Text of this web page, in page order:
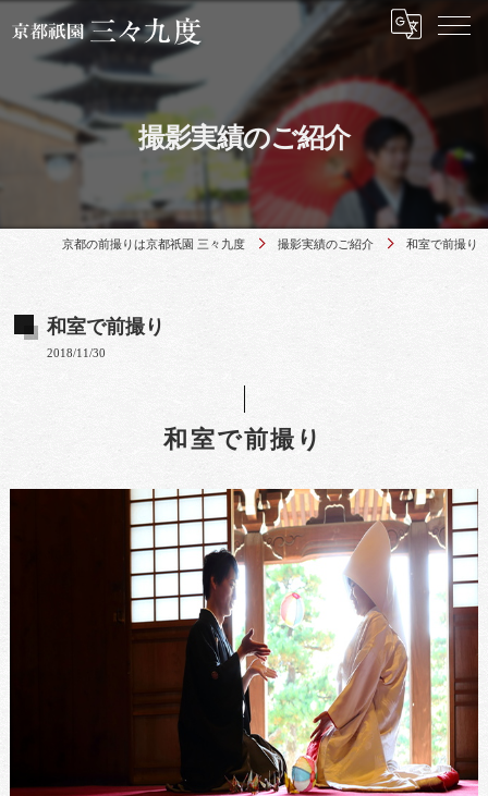
撮影実績のご紹介
京都の前撮りは京都祇園 三々九度 撮影実績のご紹介 和室で前撮り
和室で前撮り
2018/11/30
和室で前撮り